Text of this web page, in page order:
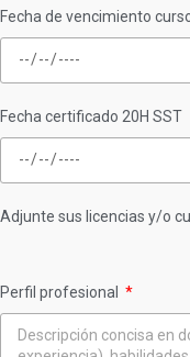
Fecha de vencimiento
Fecha certificado 20H SST
Adjunte sus licencias y/o
Perfil profesional